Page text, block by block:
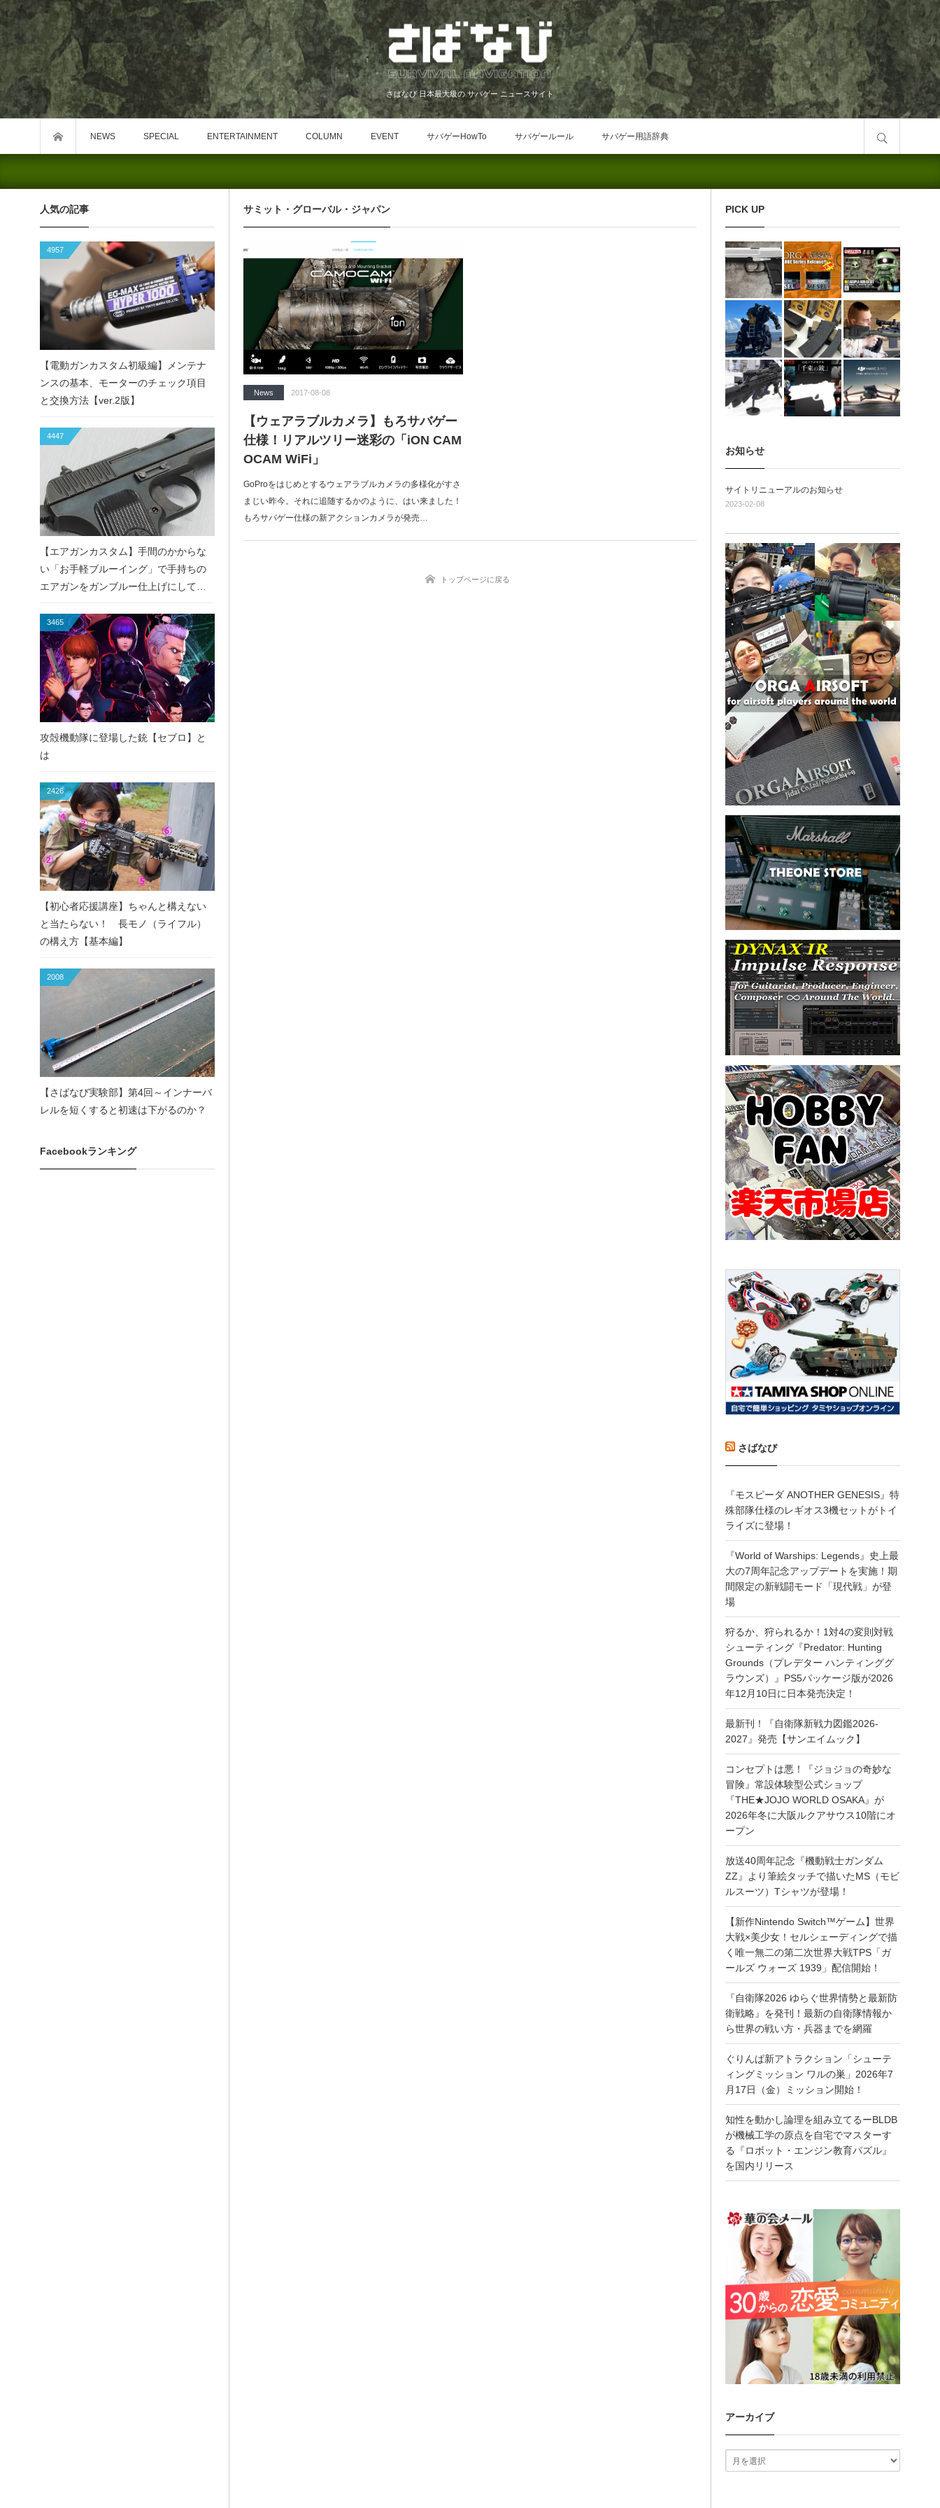
さばなび 日本最大級の サバゲー ニュースサイト
NEWS SPECIAL ENTERTAINMENT COLUMN EVENT サバゲーHowTo サバゲールール サバゲー用語辞典
サミット・グローバル・ジャパン
News 2017-08-08
【ウェアラブルカメラ】もろサバゲー
仕様！リアルツリー迷彩の「iON CAM
OCAM WiFi」
GoProをはじめとするウェアラブルカメラの多様化がすさ
まじい昨今。それに追随するかのように、はい来ました！
もろサバゲー仕様の新アクションカメラが発売…
トップページに戻る
人気の記事
4957
【電動ガンカスタム初級編】メンテナ
ンスの基本、モーターのチェック項目
と交換方法【ver.2版】
4447
【エアガンカスタム】手間のかからな
い「お手軽ブルーイング」で手持ちの
エアガンをガンブルー仕上げにしてみ
3465
攻殻機動隊に登場した銃【セブロ】と
は
2426
【初心者応援講座】ちゃんと構えない
と当たらない！ 長モノ（ライフル）
の構え方【基本編】
2008
【さばなび実験部】第4回～インナーバ
レルを短くすると初速は下がるのか？
Facebookランキング
PICK UP
お知らせ
サイトリニューアルのお知らせ
2023-02-08
さばなび
『モスピーダ ANOTHER GENESIS』特
殊部隊仕様のレギオス3機セットがトイ
ライズに登場！
『World of Warships: Legends』史上最
大の7周年記念アップデートを実施！期
間限定の新戦闘モード「現代戦」が登
場
狩るか、狩られるか！1対4の変則対戦
シューティング『Predator: Hunting
Grounds（プレデター ハンティンググ
ラウンズ）』PS5パッケージ版が2026
年12月10日に日本発売決定！
最新刊！『自衛隊新戦力図鑑2026-
2027』発売【サンエイムック】
コンセプトは悪！『ジョジョの奇妙な
冒険』常設体験型公式ショップ
『THE★JOJO WORLD OSAKA』が
2026年冬に大阪ルクアサウス10階にオ
ープン
放送40周年記念『機動戦士ガンダム
ZZ』より筆絵タッチで描いたMS（モビ
ルスーツ）Tシャツが登場！
【新作Nintendo Switch™ゲーム】世界
大戦×美少女！セルシェーディングで描
く唯一無二の第二次世界大戦TPS「ガ
ールズ ウォーズ 1939」配信開始！
『自衛隊2026 ゆらぐ世界情勢と最新防
衛戦略』を発刊！最新の自衛隊情報か
ら世界の戦い方・兵器までを網羅
ぐりんぱ新アトラクション「シューテ
ィングミッション ワルの巣」2026年7
月17日（金）ミッション開始！
知性を動かし論理を組み立てるーBLDB
が機械工学の原点を自宅でマスターす
る『ロボット・エンジン教育パズル』
を国内リリース
アーカイブ